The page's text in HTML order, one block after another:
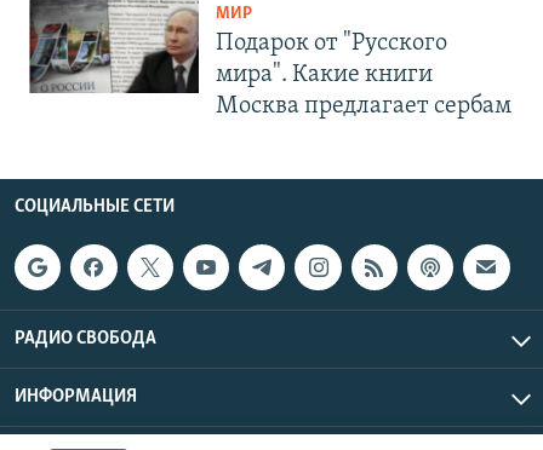
МИР
Подарок от "Русского
мира". Какие книги
Москва предлагает сербам
СОЦИАЛЬНЫЕ СЕТИ
РАДИО СВОБОДА
ИНФОРМАЦИЯ